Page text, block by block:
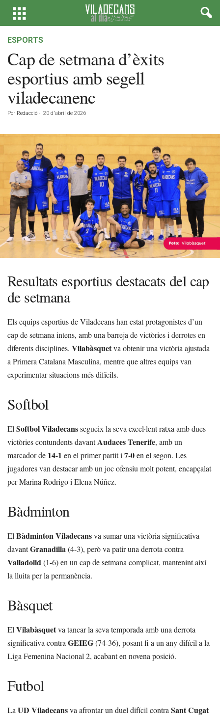
ESPORTS
Cap de setmana d’èxits
esportius amb segell
viladecanenc
Por Redacció - 20 d'abril de 2026
Resultats esportius destacats del cap
de setmana
Els equips esportius de Viladecans han estat protagonistes d’un
cap de setmana intens, amb una barreja de victòries i derrotes en
diferents disciplines. Vilabàsquetva obtenir una victòria ajustada
a Primera Catalana Masculina, mentre que altres equips van
experimentar situacions més difícils.
Softbol
El Softbol Viladecanssegueix la seva excel·lent ratxa amb dues
victòries contundents davantAudaces Tenerife, amb un
marcador de 14-1 en el primer partit i 7-0en el segon. Les
jugadores van destacar amb un joc ofensiu molt potent, encapçalat
per Marina Rodrigo i Elena Núñez.
Bàdminton
El Bàdminton Viladecansva sumar una victòria significativa
davantGranadilla(4-3), però va patir una derrota contra
Valladolid(1-6) en un cap de setmana complicat, mantenint així
la lluita per la permanència.
Bàsquet
El Vilabàsquetva tancar la seva temporada amb una derrota
significativa contra GEIEG(74-36), posant fi a un any difícil a la
Liga Femenina Nacional 2, acabant en novena posició.
Futbol
La UD Viladecansva afrontar un duel difícil contra Sant Cugat